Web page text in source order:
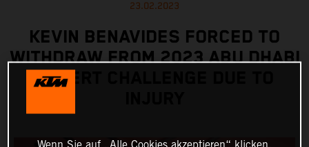
23.02.2023
KEVIN BENAVIDES FORCED TO
WITHDRAW FROM 2023 ABU DHABI
DESERT CHALLENGE DUE TO
Wenn Sie auf „Alle Cookies akzeptieren“ klicken,